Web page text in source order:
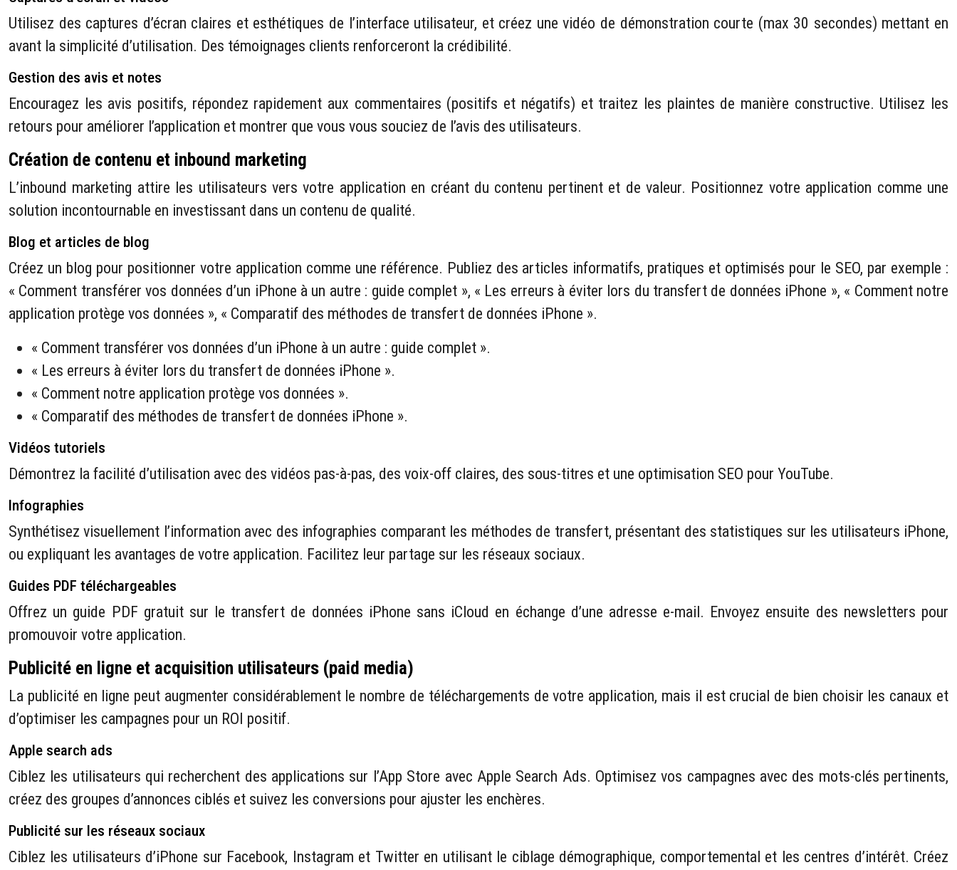
Utilisez des captures d’écran claires et esthétiques de l’interface utilisateur, et créez une vidéo de démonstration courte (max 30 secondes) mettant en
avant la simplicité d’utilisation. Des témoignages clients renforceront la crédibilité.
Gestion des avis et notes
Encouragez les avis positifs, répondez rapidement aux commentaires (positifs et négatifs) et traitez les plaintes de manière constructive. Utilisez les
retours pour améliorer l’application et montrer que vous vous souciez de l’avis des utilisateurs.
Création de contenu et inbound marketing
L’inbound marketing attire les utilisateurs vers votre application en créant du contenu pertinent et de valeur. Positionnez votre application comme une
solution incontournable en investissant dans un contenu de qualité.
Blog et articles de blog
Créez un blog pour positionner votre application comme une référence. Publiez des articles informatifs, pratiques et optimisés pour le SEO, par exemple :
« Comment transférer vos données d’un iPhone à un autre : guide complet », « Les erreurs à éviter lors du transfert de données iPhone », « Comment notre
application protège vos données », « Comparatif des méthodes de transfert de données iPhone ».
« Comment transférer vos données d’un iPhone à un autre : guide complet ».
« Les erreurs à éviter lors du transfert de données iPhone ».
« Comment notre application protège vos données ».
« Comparatif des méthodes de transfert de données iPhone ».
Vidéos tutoriels
Démontrez la facilité d’utilisation avec des vidéos pas-à-pas, des voix-off claires, des sous-titres et une optimisation SEO pour YouTube.
Infographies
Synthétisez visuellement l’information avec des infographies comparant les méthodes de transfert, présentant des statistiques sur les utilisateurs iPhone,
ou expliquant les avantages de votre application. Facilitez leur partage sur les réseaux sociaux.
Guides PDF téléchargeables
Offrez un guide PDF gratuit sur le transfert de données iPhone sans iCloud en échange d’une adresse e-mail. Envoyez ensuite des newsletters pour
promouvoir votre application.
Publicité en ligne et acquisition utilisateurs (paid media)
La publicité en ligne peut augmenter considérablement le nombre de téléchargements de votre application, mais il est crucial de bien choisir les canaux et
d’optimiser les campagnes pour un ROI positif.
Apple search ads
Ciblez les utilisateurs qui recherchent des applications sur l’App Store avec Apple Search Ads. Optimisez vos campagnes avec des mots-clés pertinents,
créez des groupes d’annonces ciblés et suivez les conversions pour ajuster les enchères.
Publicité sur les réseaux sociaux
Ciblez les utilisateurs d’iPhone sur Facebook, Instagram et Twitter en utilisant le ciblage démographique, comportemental et les centres d’intérêt. Créez